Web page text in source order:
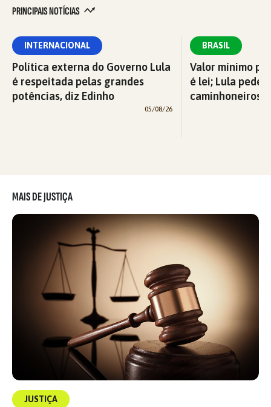
PRINCIPAIS NOTÍCIAS
INTERNACIONAL
Política externa do Governo Lula
é respeitada pelas grandes
potências, diz Edinho
05/08/26
BRASIL
Valor mínimo
é lei; Lula pede
caminhoneiros
MAIS DE JUSTIÇA
JUSTIÇA